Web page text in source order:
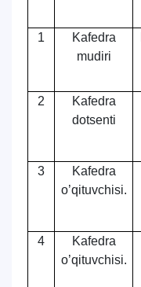
1
Kafedra
mudiri
2
Kafedra
dotsenti
3
Kafedra
o’qituvchisi.
4
Kafedra
o’qituvchisi.